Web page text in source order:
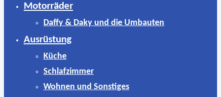
Motorräder
Daffy & Daky und die Umbauten
Ausrüstung
Küche
Schlafzimmer
Wohnen und Sonstiges